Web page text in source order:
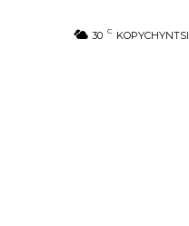
30 C KOPYCHYNTSI